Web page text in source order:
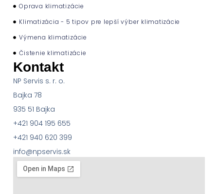
Oprava klimatizácie
Klimatizácia - 5 tipov pre lepší výber klimatizácie
Výmena klimatizácie
Čistenie klimatizácie
Kontakt
NP Servis s. r. o.
Bajka 78
935 51 Bajka
+421 904 195 655
+421 940 620 399
info@npservis.sk